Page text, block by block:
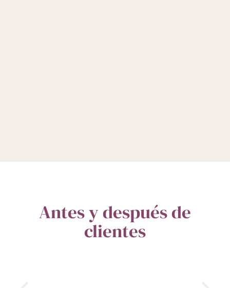
Antes y después de
clientes